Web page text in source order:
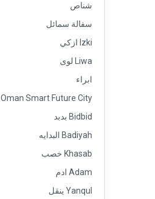
شناص
سفالة سمائل
Izki ازكي
Liwa لوى
ابراء
Oman Smart Future City
Bidbid بدبد
Badiyah البدايه
Khasab خصب
Adam ادم
Yanqul ينقل